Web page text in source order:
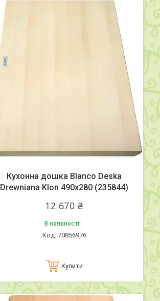
Кухонна дошка Blanco Deska
Drewniana Klon 490x280 (235844)
12 670 ₴
В наявності
70856976
Купити